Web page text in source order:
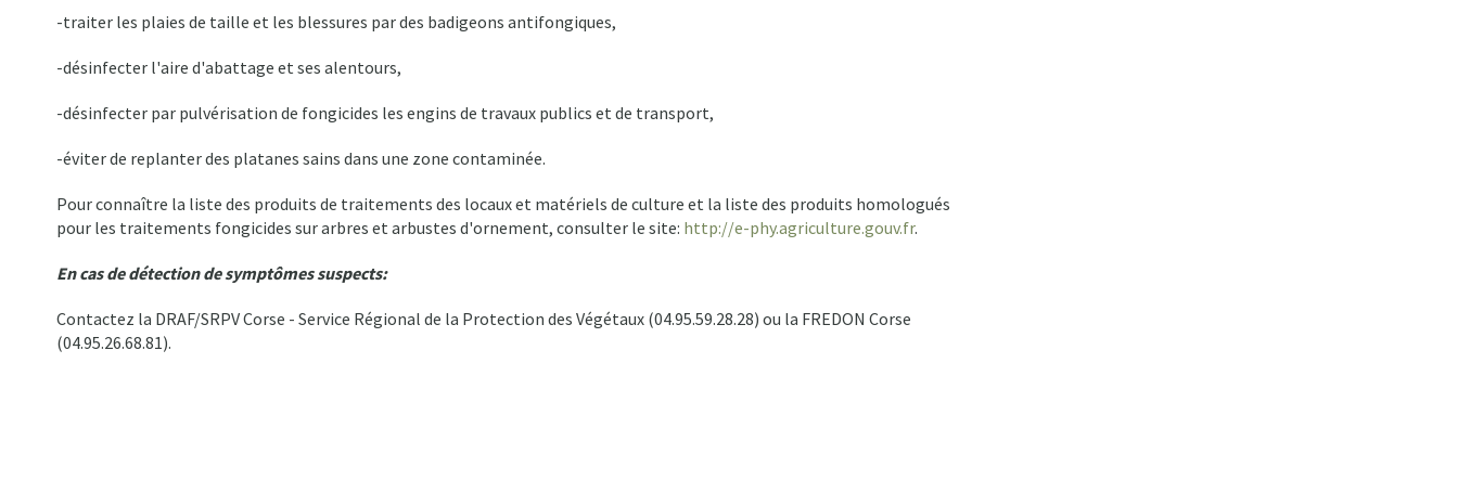
-traiter les plaies de taille et les blessures par des badigeons antifongiques,
-désinfecter l'aire d'abattage et ses alentours,
-désinfecter par pulvérisation de fongicides les engins de travaux publics et de transport,
-éviter de replanter des platanes sains dans une zone contaminée.
Pour connaître la liste des produits de traitements des locaux et matériels de culture et la liste des produits homologués
pour les traitements fongicides sur arbres et arbustes d'ornement, consulter le site: http://e-phy.agriculture.gouv.fr.
En cas de détection de symptômes suspects:
Contactez la DRAF/SRPV Corse - Service Régional de la Protection des Végétaux (04.95.59.28.28) ou la FREDON Corse
(04.95.26.68.81).